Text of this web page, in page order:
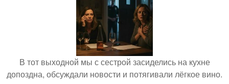
В тот выходной мы с сестрой засиделись на кухне
допоздна, обсуждали новости и потягивали лёгкое вино.